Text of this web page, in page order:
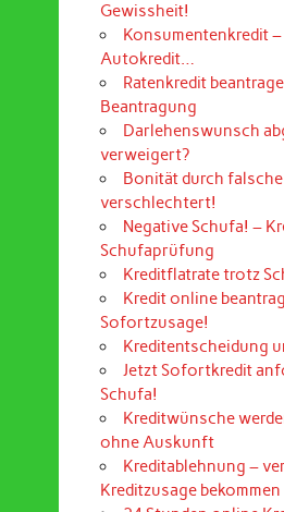
Gewissheit!
Konsumentenkredit
Autokredit…
Ratenkredit
Beantragung
Darlehenswunsch
verweigert?
Bonität durch
verschlechtert!
Negative Schufa! –
Schufaprüfung
Kreditflatrate trotz
Kredit online
Sofortzusage!
Kreditentscheidung
Jetzt Sofortkredit
Schufa!
Kreditwünsche
ohne Auskunft
Kreditablehnung –
Kreditzusage bekommen